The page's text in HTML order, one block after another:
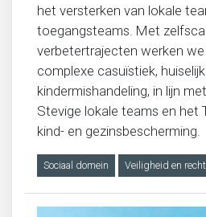
het versterken van lokale
toegangsteams. Met
verbetertrajecten werken we
complexe casuïstiek,
kindermishandeling, in lijn
Stevige lokale teams en het
kind- en gezinsbescherming.
Sociaal domein Veiligheid en recht